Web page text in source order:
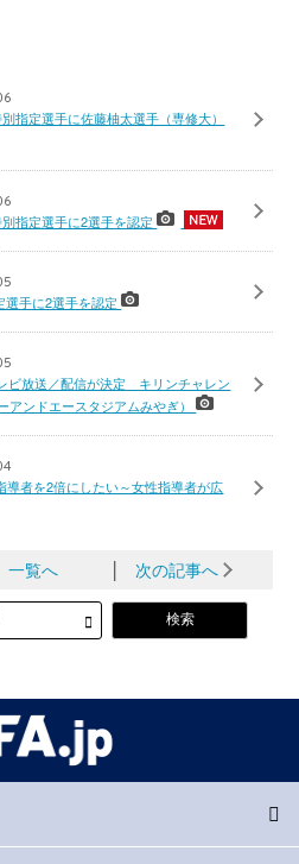
指定選手に佐藤柚太選手（専修大）
指定選手に2選手を認定
選手に2選手を認定
ビ放送／配信が決定 キリンチャレン
アンドエースタジアムみやぎ）
導者を2倍にしたい～女性指導者が広
一覧へ │ 次の記事へ